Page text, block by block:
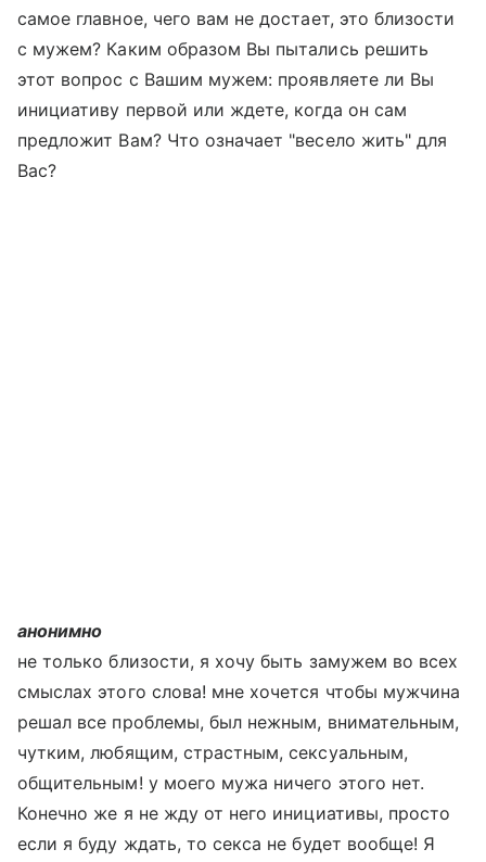
самое главное, чего вам не достает, это близости
с мужем? Каким образом Вы пытались решить
этот вопрос с Вашим мужем: проявляете ли Вы
инициативу первой или ждете, когда он сам
предложит Вам? Что означает "весело жить" для
Вас?
анонимно
не только близости, я хочу быть замужем во всех
смыслах этого слова! мне хочется чтобы мужчина
решал все проблемы, был нежным, внимательным,
чутким, любящим, страстным, сексуальным,
общительным! у моего мужа ничего этого нет.
Конечно же я не жду от него инициативы, просто
если я буду ждать, то секса не будет вообще! Я